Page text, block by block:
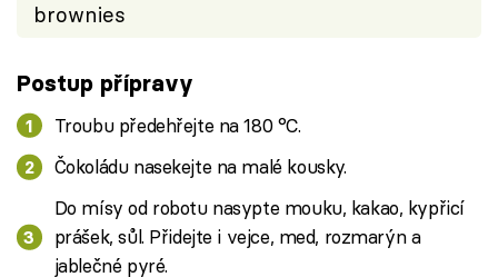
brownies
Postup přípravy
Troubu předehřejte na 180 °C.
Čokoládu nasekejte na malé kousky.
Do mísy od robotu nasypte mouku, kakao, kypřicí
prášek, sůl. Přidejte i vejce, med, rozmarýn a
jablečné pyré.